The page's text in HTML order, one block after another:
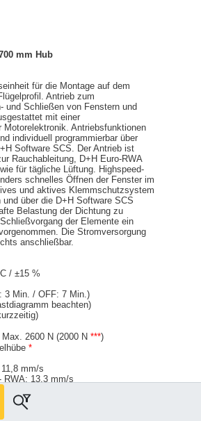
mm Hub
für die Montage auf dem
Antrieb zum
und Schließen von Fenstern und
mit einer
Motorelektronik. Antriebsfunktionen
individuell programmierbar über
Software SCS. Der Antrieb ist
Rauchableitung, D+H Euro-RWA
für tägliche Lüftung. Highspeed-
schnelles Öffnen der Fenster im
und aktives Klemmschutzsystem
über die D+H Software SCS
Belastung der Dichtung zu
der Elemente ein
Die Stromversorgung
anschließbar.
/ ±15 %
3 Min. / OFF: 7 Min.)
beachten)
Max. 2600 N (2000 N ***)
*
mm/s
RWA: 13,3 mm/s
mm/s
LpA ≤ 70 dB(A)